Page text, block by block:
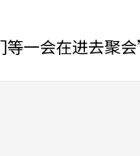
一会在进去聚会